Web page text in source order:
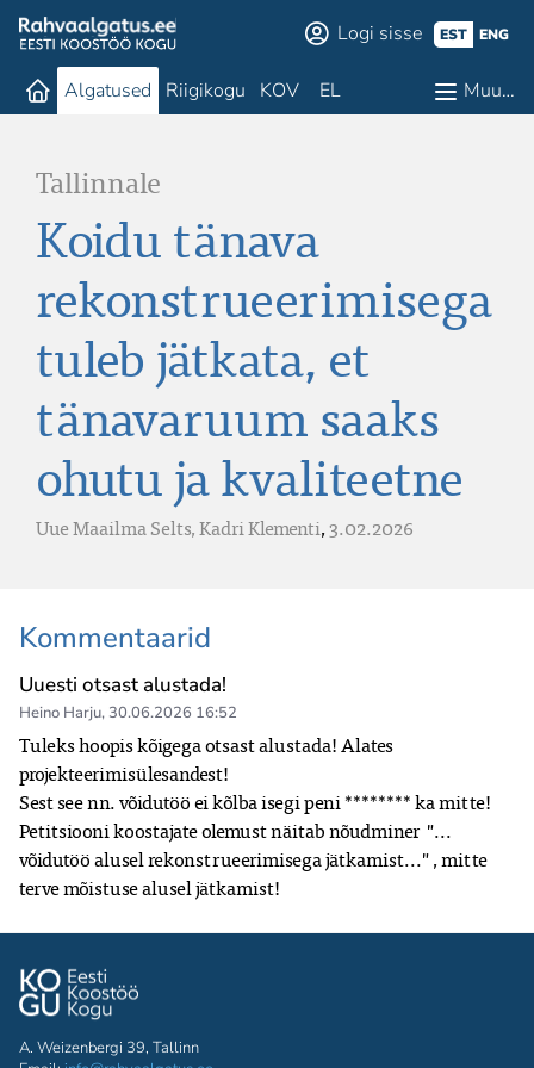
Logi sisse EST ENG
Algatused Riigikogu KOV EL Muu…
Tallinnale
Koidu tänava
rekonstrueerimisega
tuleb jätkata, et
tänavaruum saaks
ohutu ja kvaliteetne
Uue Maailma Selts,Kadri Klementi,3.02.2026
Kommentaarid
Uuesti otsast alustada!
Heino Harju, 30.06.2026 16:52
Tuleks hoopis kõigega otsast alustada! Alates
projekteerimisülesandest!
Sest see nn. võidutöö ei kõlba isegi peni ******** ka mitte!
Petitsiooni koostajate olemust näitab nõudminer  "...
võidutöö alusel rekonstrueerimisega jätkamist..." , mitte
terve mõistuse alusel jätkamist!
A. Weizenbergi 39, Tallinn